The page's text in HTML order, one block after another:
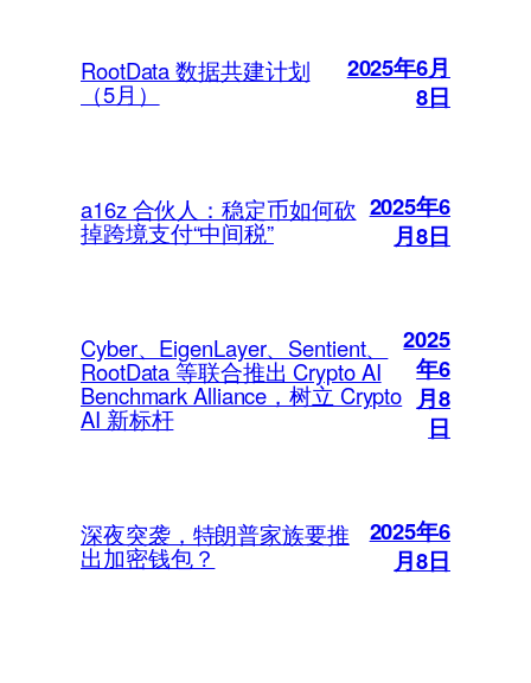
RootData 数据共建计划
（5月）
2025年6月
8日
a16z 合伙人：稳定币如何砍
掉跨境支付“中间税”
2025年6
月8日
Cyber、EigenLayer、Sentient、
RootData 等联合推出 Crypto AI
Benchmark Alliance，树立 Crypto
AI 新标杆
2025
年6
月8
日
深夜突袭，特朗普家族要推
出加密钱包？
2025年6
月8日